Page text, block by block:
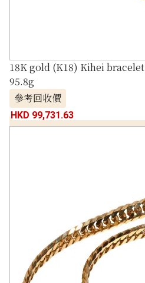
18K gold (K18) Kihei bracelet
95.8g
參考回收價
HKD 99,731.63